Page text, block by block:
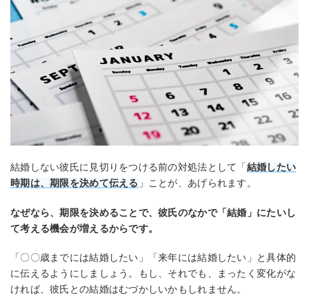
結婚しない彼氏に見切りをつける前の対処法として「結婚したい
時期は、期限を決めて伝える 」ことが、あげられます。
なぜなら、期限を決めることで、彼氏のなかで「結婚」にたいし
て考える機会が増えるからです。
「〇〇歳までには結婚したい」「来年には結婚したい」と具体的
に伝えるようにしましょう。もし、それでも、まったく変化がな
ければ、彼氏との結婚はむづかしいかもしれません。